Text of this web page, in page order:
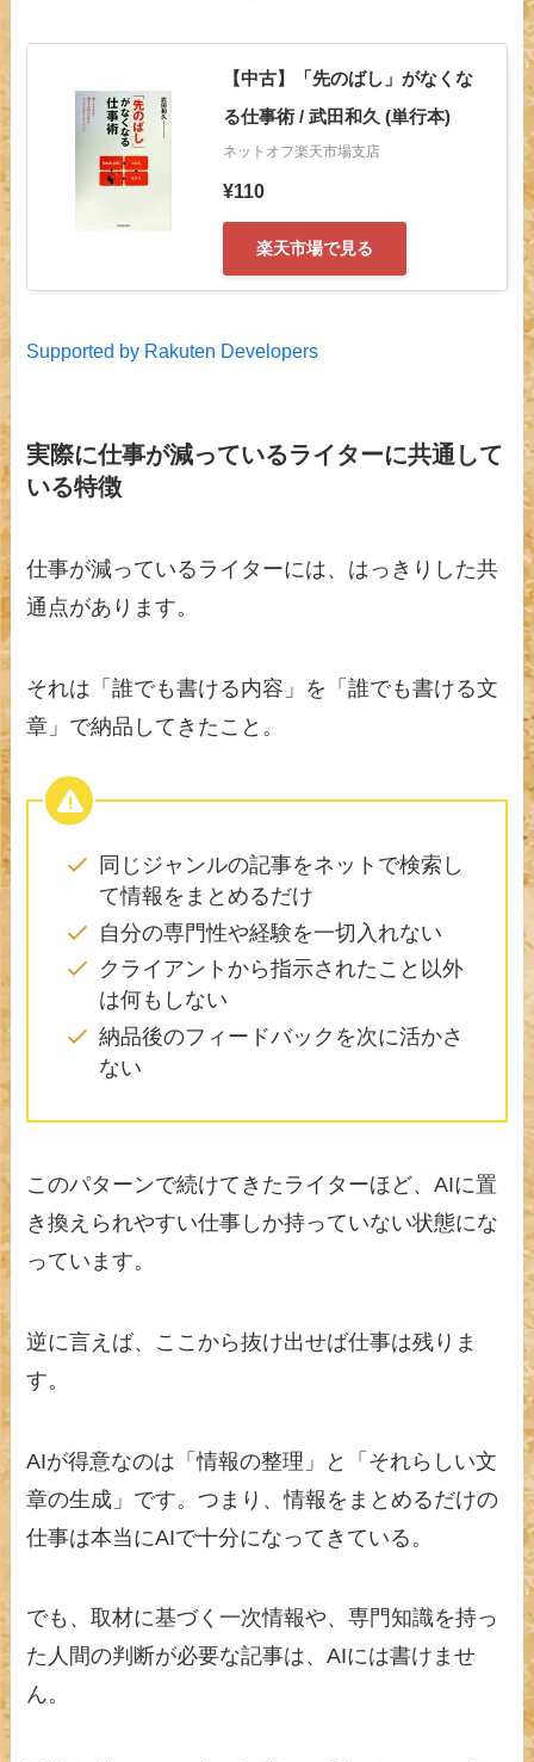
【中古】「先のばし」がなくな
る仕事術 / 武田和久 (単行本)
ネットオフ楽天市場支店
¥110
楽天市場で見る
Supported by Rakuten Developers
実際に仕事が減っているライターに共通して
いる特徴
仕事が減っているライターには、はっきりした共
通点があります。
それは「誰でも書ける内容」を「誰でも書ける文
章」で納品してきたこと。
同じジャンルの記事をネットで検索し
て情報をまとめるだけ
自分の専門性や経験を一切入れない
クライアントから指示されたこと以外
は何もしない
納品後のフィードバックを次に活かさ
ない
このパターンで続けてきたライターほど、AIに置
き換えられやすい仕事しか持っていない状態にな
っています。
逆に言えば、ここから抜け出せば仕事は残りま
す。
AIが得意なのは「情報の整理」と「それらしい文
章の生成」です。つまり、情報をまとめるだけの
仕事は本当にAIで十分になってきている。
でも、取材に基づく一次情報や、専門知識を持っ
た人間の判断が必要な記事は、AIには書けませ
ん。